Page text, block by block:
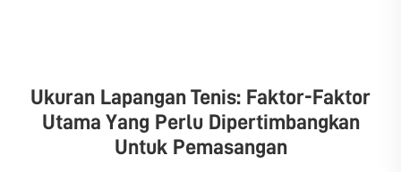
Ukuran Lapangan Tenis: Faktor-Faktor
Utama Yang Perlu Dipertimbangkan
Untuk Pemasangan